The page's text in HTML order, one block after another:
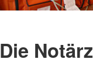
Die